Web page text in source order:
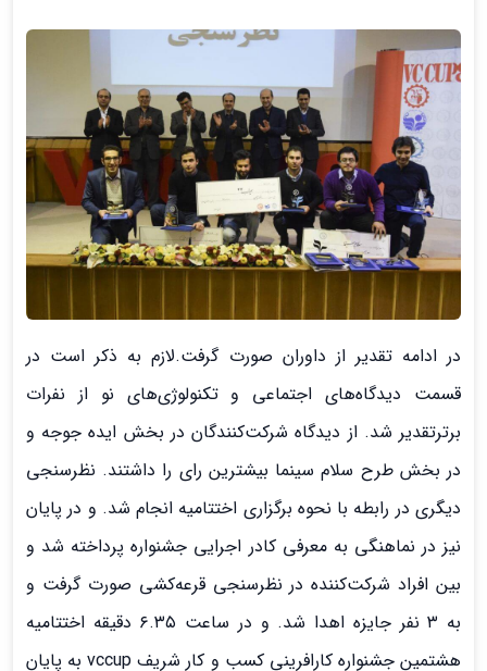
در ادامه تقدیر از داوران صورت گرفت.لازم به ذکر است در
قسمت دیدگاه‌های اجتماعی و تکنولوژی‌های نو از نفرات
برترتقدیر شد. از دیدگاه شرکت‌کنندگان در بخش ایده جوجه و
در بخش طرح سلام سینما بیشترین رای را داشتند. نظرسنجی
دیگری در رابطه با نحوه برگزاری اختتامیه انجام شد. و در پایان
نیز در نماهنگی به معرفی کادر اجرایی جشنواره پرداخته شد و
بین افراد شرکت‌کننده در نظرسنجی قرعه‌کشی صورت گرفت و
به ۳ نفر جایزه اهدا شد. و در ساعت ۶.۳۵ دقیقه اختتامیه
هشتمین جشنواره کارافرینی کسب و کار شریف vccup به پایان